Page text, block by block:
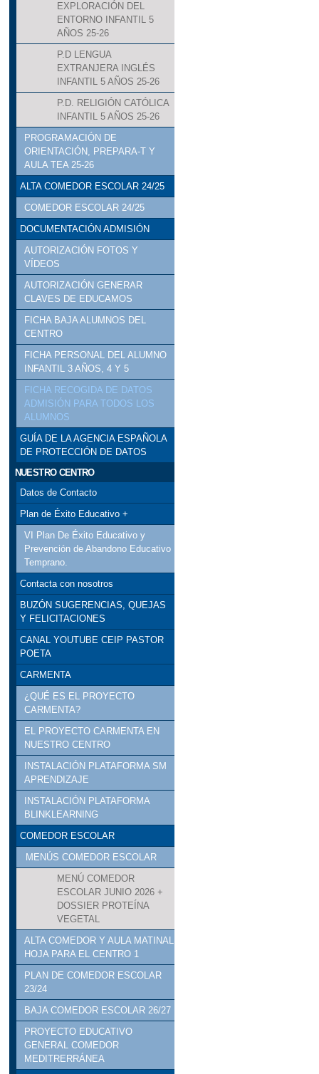
EXPLORACIÓN DEL
ENTORNO INFANTIL 5
AÑOS 25-26
P.D LENGUA
EXTRANJERA INGLÉS
INFANTIL 5 AÑOS 25-26
P.D. RELIGIÓN CATÓLICA
INFANTIL 5 AÑOS 25-26
PROGRAMACIÓN DE
ORIENTACIÓN, PREPARA-T Y
AULA TEA 25-26
ALTA COMEDOR ESCOLAR 24/25
COMEDOR ESCOLAR 24/25
DOCUMENTACIÓN ADMISIÓN
AUTORIZACIÓN FOTOS Y
VÍDEOS
AUTORIZACIÓN GENERAR
CLAVES DE EDUCAMOS
FICHA BAJA ALUMNOS DEL
CENTRO
FICHA PERSONAL DEL ALUMNO
INFANTIL 3 AÑOS, 4 Y 5
FICHA RECOGIDA DE DATOS
ADMISIÓN PARA TODOS LOS
ALUMNOS
GUÍA DE LA AGENCIA ESPAÑOLA
DE PROTECCIÓN DE DATOS
NUESTRO CENTRO
Datos de Contacto
Plan de Éxito Educativo +
VI Plan De Éxito Educativo y
Prevención de Abandono Educativo
Temprano.
Contacta con nosotros
BUZÓN SUGERENCIAS, QUEJAS
Y FELICITACIONES
CANAL YOUTUBE CEIP PASTOR
POETA
CARMENTA
¿QUÉ ES EL PROYECTO
CARMENTA?
EL PROYECTO CARMENTA EN
NUESTRO CENTRO
INSTALACIÓN PLATAFORMA SM
APRENDIZAJE
INSTALACIÓN PLATAFORMA
BLINKLEARNING
COMEDOR ESCOLAR
MENÚS COMEDOR ESCOLAR
MENÚ COMEDOR
ESCOLAR JUNIO 2026 +
DOSSIER PROTEÍNA
VEGETAL
ALTA COMEDOR Y AULA MATINAL
HOJA PARA EL CENTRO 1
PLAN DE COMEDOR ESCOLAR
23/24
BAJA COMEDOR ESCOLAR 26/27
PROYECTO EDUCATIVO
GENERAL COMEDOR
MEDITRERRÁNEA